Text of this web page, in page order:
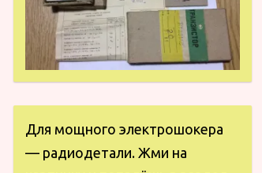
Для мощного электрошокера
— радиодетали. Жми на